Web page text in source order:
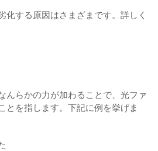
化する原因はさまざまです。詳しく
んらかの力が加わることで、光ファ
とを指します。下記に例を挙げま